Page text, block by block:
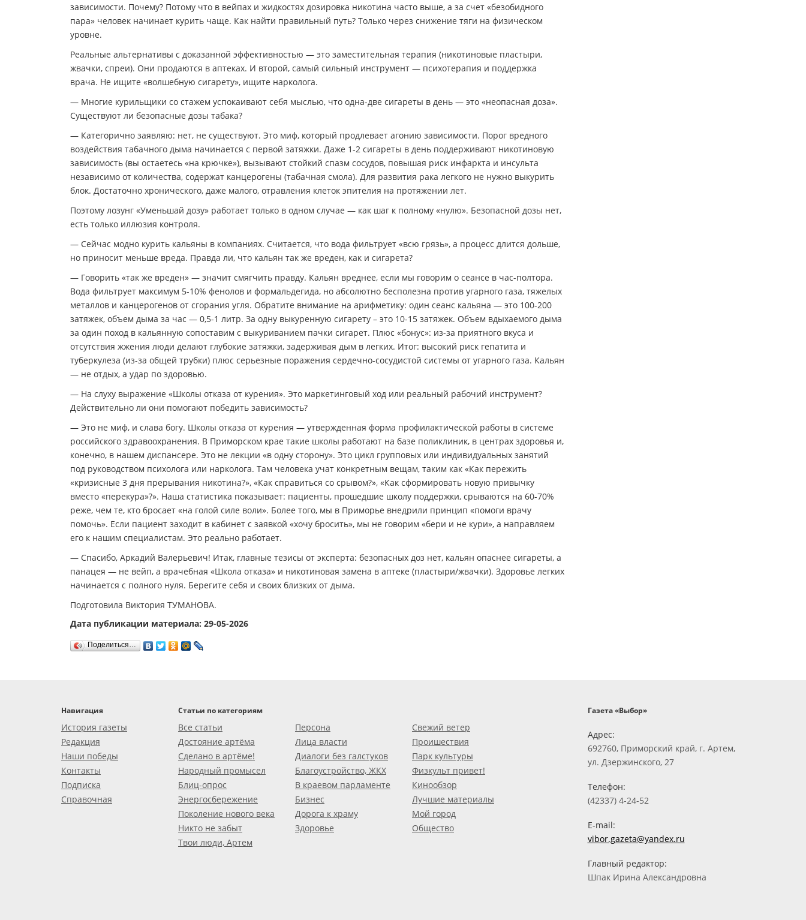
зависимости. Почему? Потому что в вейпах и жидкостях дозировка никотина часто выше, а за счет «безобидного
пара» человек начинает курить чаще. Как найти правильный путь? Только через снижение тяги на физическом
уровне.
Реальные альтернативы с доказанной эффективностью — это заместительная терапия (никотиновые пластыри,
жвачки, спреи). Они продаются в аптеках. И второй, самый сильный инструмент — психотерапия и поддержка
врача. Не ищите «волшебную сигарету», ищите нарколога.
— Многие курильщики со стажем успокаивают себя мыслью, что одна-две сигареты в день — это «неопасная доза».
Существуют ли безопасные дозы табака?
— Категорично заявляю: нет, не существуют. Это миф, который продлевает агонию зависимости. Порог вредного
воздействия табачного дыма начинается с первой затяжки. Даже 1-2 сигареты в день поддерживают никотиновую
зависимость (вы остаетесь «на крючке»), вызывают стойкий спазм сосудов, повышая риск инфаркта и инсульта
независимо от количества, содержат канцерогены (табачная смола). Для развития рака легкого не нужно выкурить
блок. Достаточно хронического, даже малого, отравления клеток эпителия на протяжении лет.
Поэтому лозунг «Уменьшай дозу» работает только в одном случае — как шаг к полному «нулю». Безопасной дозы нет,
есть только иллюзия контроля.
— Сейчас модно курить кальяны в компаниях. Считается, что вода фильтрует «всю грязь», а процесс длится дольше,
но приносит меньше вреда. Правда ли, что кальян так же вреден, как и сигарета?
— Говорить «так же вреден» — значит смягчить правду. Кальян вреднее, если мы говорим о сеансе в час-полтора.
Вода фильтрует максимум 5-10% фенолов и формальдегида, но абсолютно бесполезна против угарного газа, тяжелых
металлов и канцерогенов от сгорания угля. Обратите внимание на арифметику: один сеанс кальяна — это 100-200
затяжек, объем дыма за час — 0,5-1 литр. За одну выкуренную сигарету – это 10-15 затяжек. Объем вдыхаемого дыма
за один поход в кальянную сопоставим с выкуриванием пачки сигарет. Плюс «бонус»: из-за приятного вкуса и
отсутствия жжения люди делают глубокие затяжки, задерживая дым в легких. Итог: высокий риск гепатита и
туберкулеза (из-за общей трубки) плюс серьезные поражения сердечно-сосудистой системы от угарного газа. Кальян
— не отдых, а удар по здоровью.
— На слуху выражение «Школы отказа от курения». Это маркетинговый ход или реальный рабочий инструмент?
Действительно ли они помогают победить зависимость?
— Это не миф, и слава богу. Школы отказа от курения — утвержденная форма профилактической работы в системе
российского здравоохранения. В Приморском крае такие школы работают на базе поликлиник, в центрах здоровья и,
конечно, в нашем диспансере. Это не лекции «в одну сторону». Это цикл групповых или индивидуальных занятий
под руководством психолога или нарколога. Там человека учат конкретным вещам, таким как «Как пережить
«кризисные 3 дня прерывания никотина?», «Как справиться со срывом?», «Как сформировать новую привычку
вместо «перекура»?». Наша статистика показывает: пациенты, прошедшие школу поддержки, срываются на 60-70%
реже, чем те, кто бросает «на голой силе воли». Более того, мы в Приморье внедрили принцип «помоги врачу
помочь». Если пациент заходит в кабинет с заявкой «хочу бросить», мы не говорим «бери и не кури», а направляем
его к нашим специалистам. Это реально работает.
— Спасибо, Аркадий Валерьевич! Итак, главные тезисы от эксперта: безопасных доз нет, кальян опаснее сигареты, а
панацея — не вейп, а врачебная «Школа отказа» и никотиновая замена в аптеке (пластыри/жвачки). Здоровье легких
начинается с полного нуля. Берегите себя и своих близких от дыма.
Подготовила Виктория ТУМАНОВА.
Дата публикации материала: 29-05-2026
Поделиться…
Навигация
История газеты
Редакция
Наши победы
Контакты
Подписка
Справочная
Статьи по категориям
Все статьи
Достояние артёма
Сделано в артёме!
Народный промысел
Блиц-опрос
Энергосбережение
Поколение нового века
Никто не забыт
Твои люди, Артем
Персона
Лица власти
Диалоги без галстуков
Благоустройство, ЖКХ
В краевом парламенте
Бизнес
Дорога к храму
Здоровье
Свежий ветер
Проишествия
Парк культуры
Физкульт привет!
Кинообзор
Лучшие материалы
Мой город
Общество
Газета «Выбор»
Адрес:
692760, Приморский край, г. Артем,
ул. Дзержинского, 27
Телефон:
(42337) 4-24-52
E-mail:
vibor.gazeta@yandex.ru
Главный редактор:
Шпак Ирина Александровна